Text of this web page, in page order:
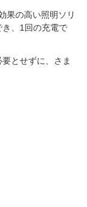
果の高い照明ソリ
き、1回の充電で
とせずに、さま